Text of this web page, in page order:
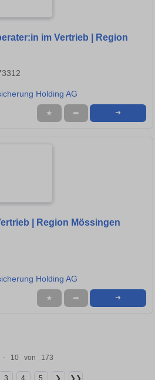
im Vertrieb | Region
Holding AG
★ ➦ ➜
| Region Mössingen
Holding AG
★ ➦ ➜
- 10 von 173
3 4 5 ❯ ❯❯